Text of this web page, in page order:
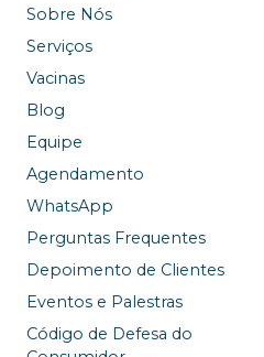
Sobre Nós
Serviços
Vacinas
Blog
Equipe
Agendamento
WhatsApp
Perguntas Frequentes
Depoimento de Clientes
Eventos e Palestras
Código de Defesa do